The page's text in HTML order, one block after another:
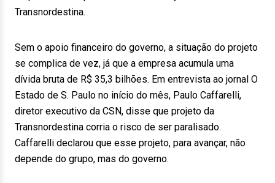
Transnordestina.
Sem o apoio financeiro do governo, a situação do projeto
se complica de vez, já que a empresa acumula uma
dívida bruta de R$ 35,3 bilhões. Em entrevista ao jornal O
Estado de S. Paulo no início do mês, Paulo Caffarelli,
diretor executivo da CSN, disse que projeto da
Transnordestina corria o risco de ser paralisado.
Caffarelli declarou que esse projeto, para avançar, não
depende do grupo, mas do governo.